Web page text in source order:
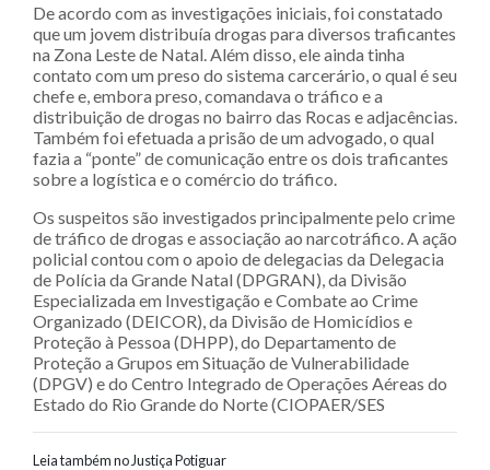
De acordo com as investigações iniciais, foi constatado
que um jovem distribuía drogas para diversos traficantes
na Zona Leste de Natal. Além disso, ele ainda tinha
contato com um preso do sistema carcerário, o qual é seu
chefe e, embora preso, comandava o tráfico e a
distribuição de drogas no bairro das Rocas e adjacências.
Também foi efetuada a prisão de um advogado, o qual
fazia a “ponte” de comunicação entre os dois traficantes
sobre a logística e o comércio do tráfico.
Os suspeitos são investigados principalmente pelo crime
de tráfico de drogas e associação ao narcotráfico. A ação
policial contou com o apoio de delegacias da Delegacia
de Polícia da Grande Natal (DPGRAN), da Divisão
Especializada em Investigação e Combate ao Crime
Organizado (DEICOR), da Divisão de Homicídios e
Proteção à Pessoa (DHPP), do Departamento de
Proteção a Grupos em Situação de Vulnerabilidade
(DPGV) e do Centro Integrado de Operações Aéreas do
Estado do Rio Grande do Norte (CIOPAER/SES
Leia também no Justiça Potiguar